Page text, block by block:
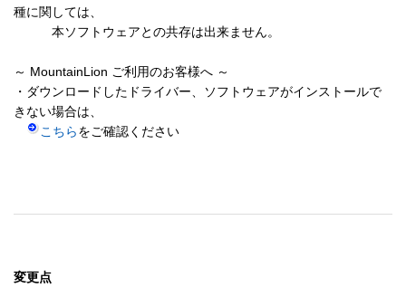
種に関しては、
本ソフトウェアとの共存は出来ません。
～ MountainLion ご利用のお客様へ ～
・ダウンロードしたドライバー、ソフトウェアがインストールで
きない場合は、
こちらをご確認ください
変更点